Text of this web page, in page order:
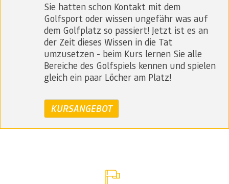
Sie hatten schon Kontakt mit dem
Golfsport oder wissen ungefähr was auf
dem Golfplatz so passiert! Jetzt ist es an
der Zeit dieses Wissen in die Tat
umzusetzen - beim Kurs lernen Sie alle
Bereiche des Golfspiels kennen und spielen
gleich ein paar Löcher am Platz!
KURSANGEBOT